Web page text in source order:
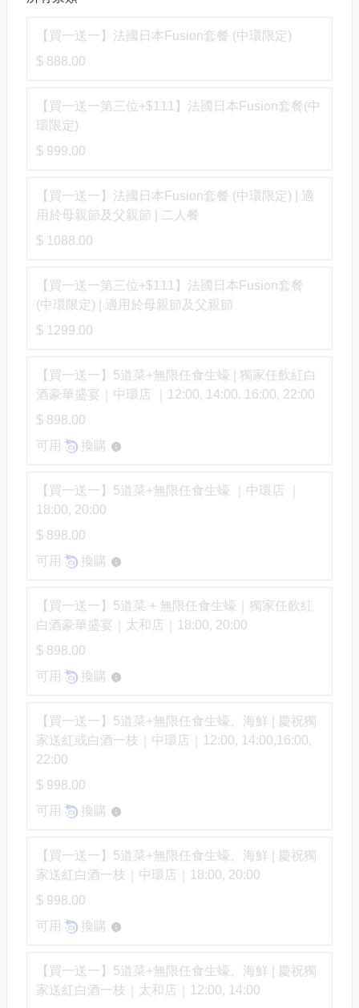
【買一送一】法國日本Fusion套餐 (中環限定)
$ 888.00
【買一送一第三位+$111】法國日本Fusion套餐(中
環限定)
$ 999.00
【買一送一】法國日本Fusion套餐 (中環限定) | 適
用於母親節及父親節 | 二人餐
$ 1088.00
【買一送一第三位+$111】法國日本Fusion套餐
(中環限定) | 適用於母親節及父親節
$ 1299.00
【買一送一】5道菜+無限任食生蠔 | 獨家任飲紅白
酒豪華盛宴｜中環店 ｜12:00, 14:00. 16:00, 22:00
$ 898.00
可用
換購
【買一送一】5道菜+無限任食生蠔 ｜中環店 ｜
18:00, 20:00
$ 898.00
可用
換購
【買一送一】5道菜 + 無限任食生蠔｜獨家任飲紅
白酒豪華盛宴｜太和店｜18:00, 20:00
$ 898.00
可用
換購
【買一送一】5道菜+無限任食生蠔、海鮮 | 慶祝獨
家送紅或白酒一枝｜中環店｜12:00, 14:00,16:00,
22:00
$ 998.00
可用
換購
【買一送一】5道菜+無限任食生蠔、海鮮 | 慶祝獨
家送紅白酒一枝｜中環店｜18:00, 20:00
$ 998.00
可用
換購
【買一送一】5道菜+無限任食生蠔、海鮮 | 慶祝獨
家送紅白酒一枝｜太和店｜12:00, 14:00